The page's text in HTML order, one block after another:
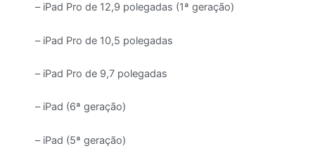
– iPad Pro de 12,9 polegadas (1ª geração)
– iPad Pro de 10,5 polegadas
– iPad Pro de 9,7 polegadas
– iPad (6ª geração)
– iPad (5ª geração)